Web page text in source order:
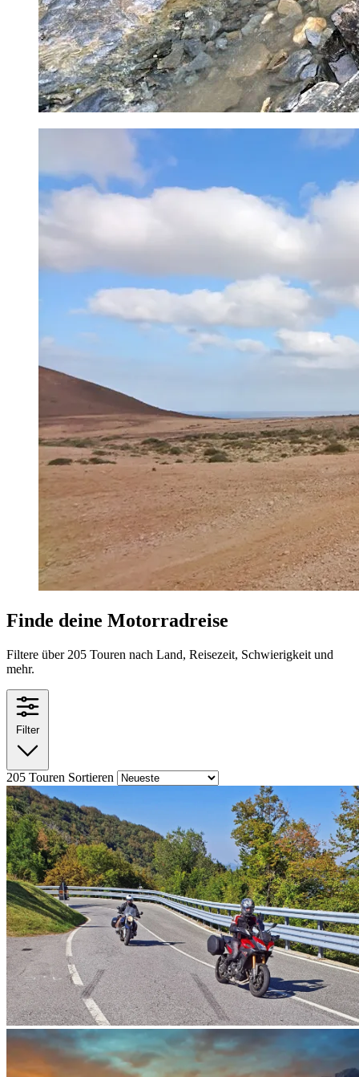
Finde deine Motorradreise
Filtere über 205 Touren nach Land, Reisezeit, Schwierigkeit und
mehr.
Filter
205 Touren Sortieren